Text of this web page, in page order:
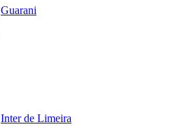
Guarani
Inter de Limeira